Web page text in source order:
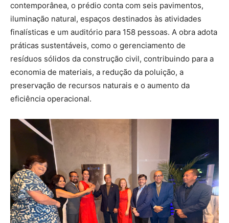
contemporânea, o prédio conta com seis pavimentos,
iluminação natural, espaços destinados às atividades
finalísticas e um auditório para 158 pessoas. A obra adota
práticas sustentáveis, como o gerenciamento de
resíduos sólidos da construção civil, contribuindo para a
economia de materiais, a redução da poluição, a
preservação de recursos naturais e o aumento da
eficiência operacional.